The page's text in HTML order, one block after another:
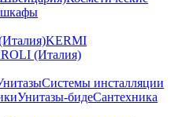
шкафы
KERMI
(Италия)
Системы инсталляции
Унитазы-бидеСантехника